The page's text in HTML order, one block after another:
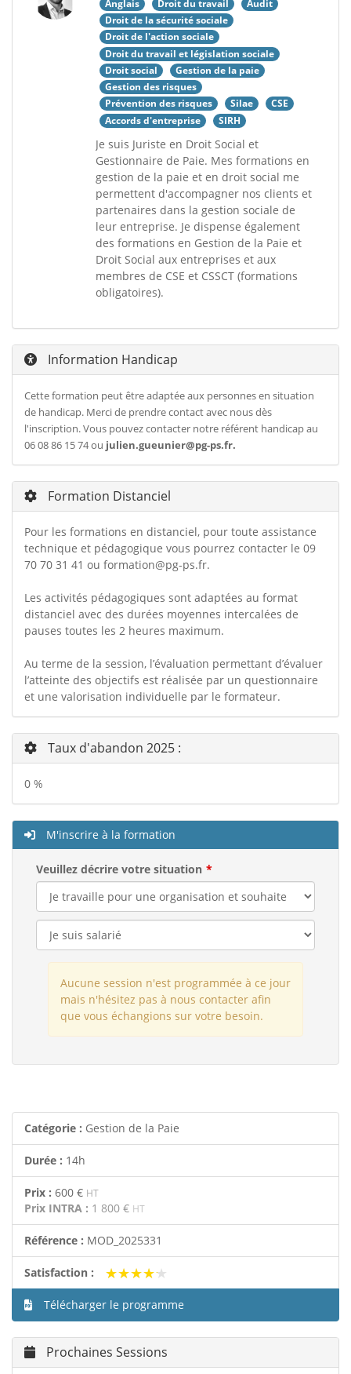
Anglais Droit du travail
Audit
Droit de la sécurité sociale
Droit de l'action sociale
Droit du travail et législation sociale
Droit social
Gestion de la paie
Gestion des risques
Prévention des risques
Silae
CSE
Accords d'entreprise
SIRH
Je suis Juriste en Droit Social et
Gestionnaire de Paie. Mes formations en
gestion de la paie et en droit social me
permettent d'accompagner nos clients et
partenaires dans la gestion sociale de
leur entreprise. Je dispense également
des formations en Gestion de la Paie et
Droit Social aux entreprises et aux
membres de CSE et CSSCT (formations
obligatoires).
Information Handicap
Cette formation peut être adaptée aux personnes en situation
de handicap. Merci de prendre contact avec nous dès
l'inscription. Vous pouvez contacter notre référent handicap au
06 08 86 15 74 ou julien.gueunier@pg-ps.fr.
Formation Distanciel
Pour les formations en distanciel, pour toute assistance
technique et pédagogique vous pourrez contacter le 09
70 70 31 41 ou formation@pg-ps.fr.
Les activités pédagogiques sont adaptées au format
distanciel avec des durées moyennes intercalées de
pauses toutes les 2 heures maximum.
Au terme de la session, l’évaluation permettant d’évaluer
l’atteinte des objectifs est réalisée par un questionnaire
et une valorisation individuelle par le formateur.
Taux d'abandon 2025 :
0 %
M'inscrire à la formation
Veuillez décrire votre situation
Aucune session n'est programmée à ce jour
mais n'hésitez pas à nous contacter afin
que vous échangions sur votre besoin.
Catégorie : Gestion de la Paie
Durée : 14h
Prix : 600 € HT
Prix INTRA : 1 800 € HT
Référence : MOD_2025331
Satisfaction : ★★★★★
★★★★★
Télécharger le programme
Prochaines Sessions